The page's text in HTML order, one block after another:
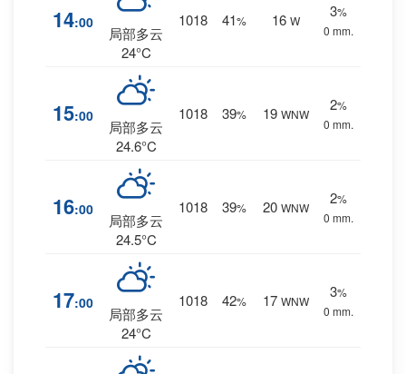
14:00
局部多云
24°C
1018 41% 16 W
3%
0 mm.
15:00
局部多云
24.6°C
1018 39% 19 WNW
2%
0 mm.
16:00
局部多云
24.5°C
1018 39% 20 WNW
2%
0 mm.
17:00
局部多云
24°C
1018 42% 17 WNW
3%
0 mm.